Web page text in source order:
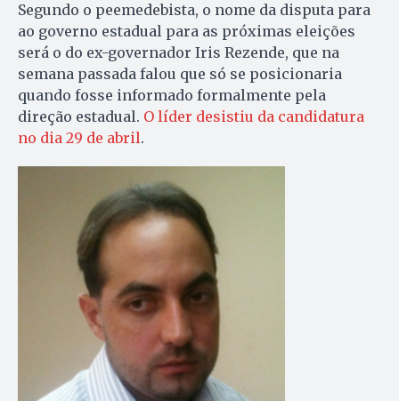
Segundo o peemedebista, o nome da disputa para
ao governo estadual para as próximas eleições
será o do ex-governador Iris Rezende, que na
semana passada falou que só se posicionaria
quando fosse informado formalmente pela
direção estadual. O líder desistiu da candidatura
no dia 29 de abril.